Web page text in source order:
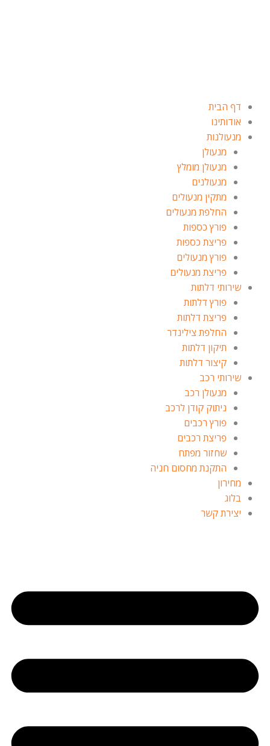
דף הבית
אודותינו
מנעולנות
מנעולן
מנעולן מומלץ
מנעולנים
מתקין מנעולים
החלפת מנעולים
פורץ כספות
פריצת כספות
פורץ מנעולים
פריצת מנעולים
שירותי דלתות
פורץ דלתות
פריצת דלתות
החלפת צילינדר
תיקון דלתות
קיצור דלתות
שירותי רכב
מנעולן רכב
ניתוק קודן לרכב
פורץ רכבים
פריצת רכבים
שחזור מפתח
התקנת מחסום חניה
מחירון
בלוג
יצירת קשר